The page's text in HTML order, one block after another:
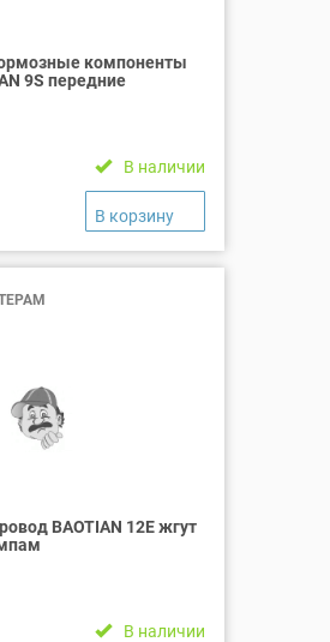
компоненты
9S передние
В наличии
BAOTIAN 12Е жгут
В наличии